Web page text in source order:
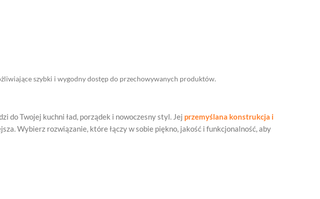
szybki i wygodny dostęp do przechowywanych produktów.
do Twojej kuchni ład, porządek i nowoczesny styl. Jej przemyślana konstrukcja i
Wybierz rozwiązanie, które łączy w sobie piękno, jakość i funkcjonalność, aby